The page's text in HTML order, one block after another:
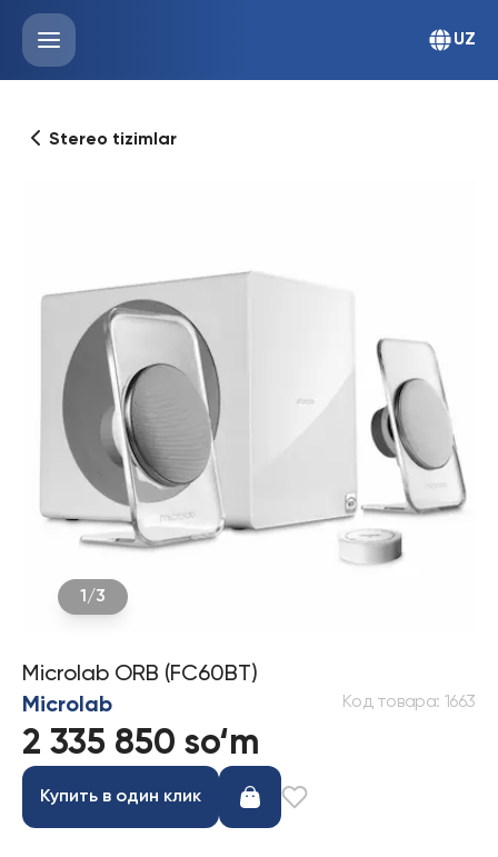
UZ
Stereo tizimlar
1 /3
Microlab ORB (FC60BT)
Microlab
Код товара: 1663
2 335 850 so‘m
Купить в один клик